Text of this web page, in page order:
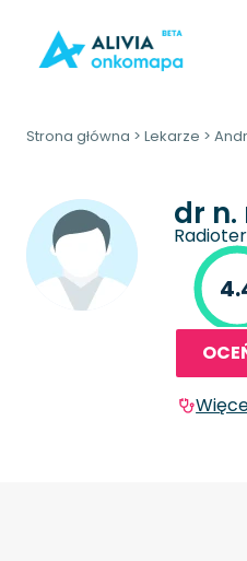
Strona główna > Lekarze >
dr n.